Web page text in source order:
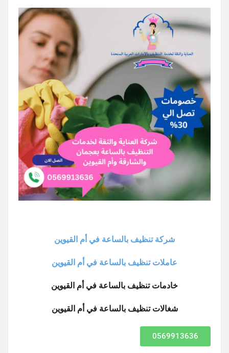
شركة تنظيف بالساعة في أم القيوين
عاملات تنظيف بالساعة في أم القيوين
خادمات تنظيف بالساعة في أم القيوين
شغالات تنظيف بالساعة في أم القيوين
0569913636